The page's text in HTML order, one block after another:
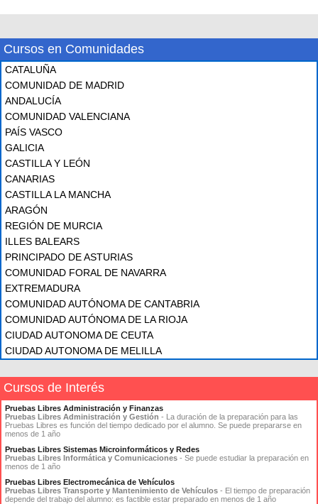
Cursos en Comunidades
CATALUÑA
COMUNIDAD DE MADRID
ANDALUCÍA
COMUNIDAD VALENCIANA
PAÍS VASCO
GALICIA
CASTILLA Y LEÓN
CANARIAS
CASTILLA LA MANCHA
ARAGÓN
REGIÓN DE MURCIA
ILLES BALEARS
PRINCIPADO DE ASTURIAS
COMUNIDAD FORAL DE NAVARRA
EXTREMADURA
COMUNIDAD AUTÓNOMA DE CANTABRIA
COMUNIDAD AUTÓNOMA DE LA RIOJA
CIUDAD AUTONOMA DE CEUTA
CIUDAD AUTONOMA DE MELILLA
Cursos de Interés
Pruebas Libres Administración y Finanzas
Pruebas Libres Administración y Gestión - La duración de la preparación para las
Pruebas Libres es función del tiempo dedicado por el alumno. Se puede prepararse en
menos de 1 año
Pruebas Libres Sistemas Microinformáticos y Redes
Pruebas Libres Informática y Comunicaciones - Se puede estudiar la preparación en
menos de 1 año
Pruebas Libres Electromecánica de Vehículos
Pruebas Libres Transporte y Mantenimiento de Vehículos - El tiempo de preparación
depende del trabajo del alumno: es factible estar preparado en menos de 1 año